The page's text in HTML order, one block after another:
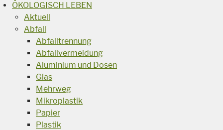
ÖKOLOGISCH LEBEN
Aktuell
Abfall
Abfalltrennung
Abfallvermeidung
Aluminium und Dosen
Glas
Mehrweg
Mikroplastik
Papier
Plastik